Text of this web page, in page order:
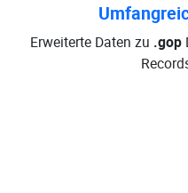
Erweiterte Daten zu .gop